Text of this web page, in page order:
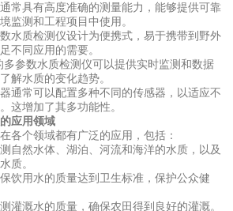
常具有高度准确的测量能力，能够提供可靠
监测和工程项目中使用。
水质检测仪设计为便携式，易于携带到野外
不同应用的需要。
多参数水质检测仪可以提供实时监测和数据
解水质的变化趋势。
通常可以配置多种不同的传感器，以适应不
这增加了其多功能性。
应用领域
各个领域都有广泛的应用，包括：
自然水体、湖泊、河流和海洋的水质，以及
质。
饮用水的质量达到卫生标准，保护公众健
灌溉水的质量，确保农田得到良好的灌溉。